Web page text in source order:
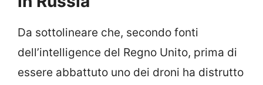
Da sottolineare che, secondo fonti
dell’intelligence del Regno Unito, prima di
essere abbattuto uno dei droni ha distrutto